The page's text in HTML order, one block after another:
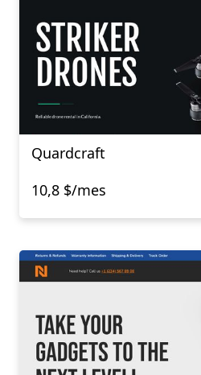
Quardcraft
10,8 $/mes